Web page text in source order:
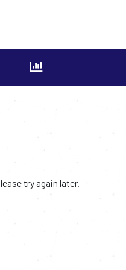
try again later.